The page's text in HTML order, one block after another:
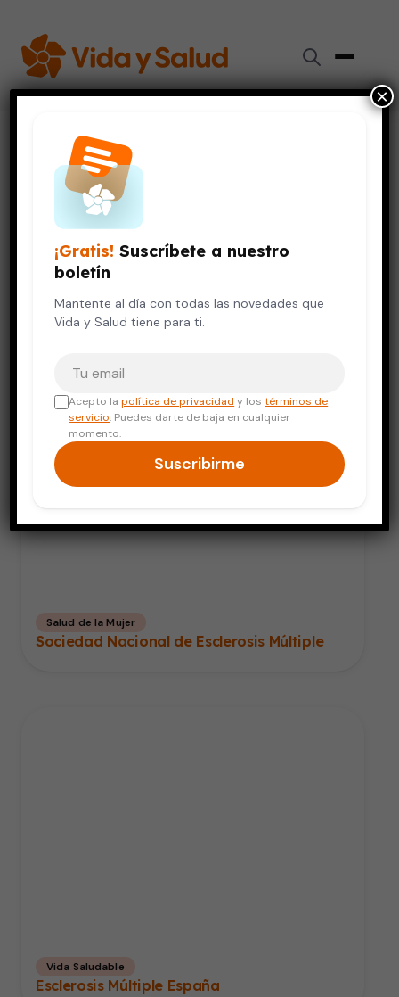
Resultados para "
multiple
50 resultados encontrados
Buscar:
Salud de la Mujer
Sociedad Nacional de Esclerosis Múltiple
Vida Saludable
Esclerosis Múltiple España
¡Gratis! Suscríbete a nuestro
boletín
Mantente al día con todas las novedades que
Vida y Salud tiene para ti.
Acepto lapolítica de privacidad y lostérminos de
servicio. Puedes darte de baja en cualquier
momento.
Suscribirme
×